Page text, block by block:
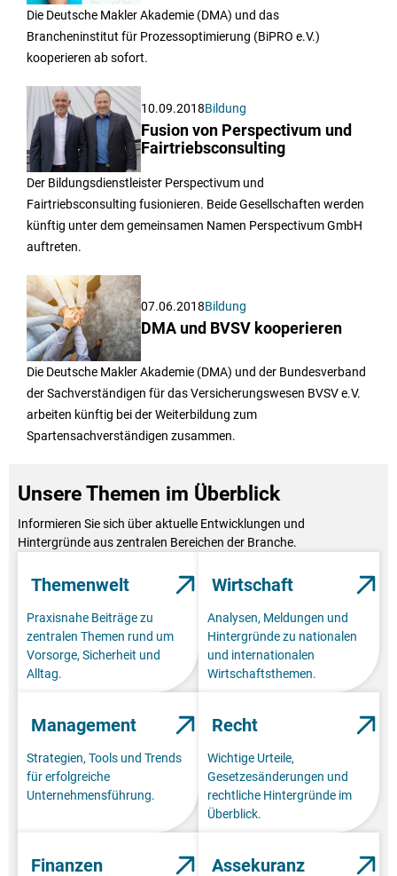
Die Deutsche Makler Akademie (DMA) und das
Brancheninstitut für Prozessoptimierung (BiPRO e.V.)
kooperieren ab sofort.
10.09.2018Bildung
Fusion von Perspectivum und
Fairtriebsconsulting
Der Bildungsdienstleister Perspectivum und
Fairtriebsconsulting fusionieren. Beide Gesellschaften werden
künftig unter dem gemeinsamen Namen Perspectivum GmbH
auftreten.
07.06.2018Bildung
DMA und BVSV kooperieren
Die Deutsche Makler Akademie (DMA) und der Bundesverband
der Sachverständigen für das Versicherungswesen BVSV e.V.
arbeiten künftig bei der Weiterbildung zum
Spartensachverständigen zusammen.
Unsere Themen im Überblick
Informieren Sie sich über aktuelle Entwicklungen und
Hintergründe aus zentralen Bereichen der Branche.
Themenwelt
Praxisnahe Beiträge zu
zentralen Themen rund um
Vorsorge, Sicherheit und
Alltag.
Wirtschaft
Analysen, Meldungen und
Hintergründe zu nationalen
und internationalen
Wirtschaftsthemen.
Management
Strategien, Tools und Trends
für erfolgreiche
Unternehmensführung.
Recht
Wichtige Urteile,
Gesetzesänderungen und
rechtliche Hintergründe im
Überblick.
Finanzen Assekuranz